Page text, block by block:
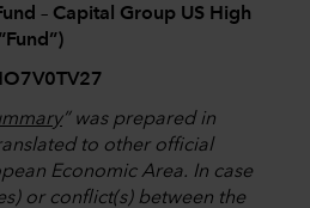
– Capital Group US High
” was prepared in
to other official
Economic Area. In case
or conflict(s) between the